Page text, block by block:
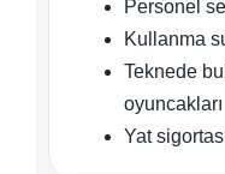
Personel
Kullanma
Teknede
oyuncakları
Yat